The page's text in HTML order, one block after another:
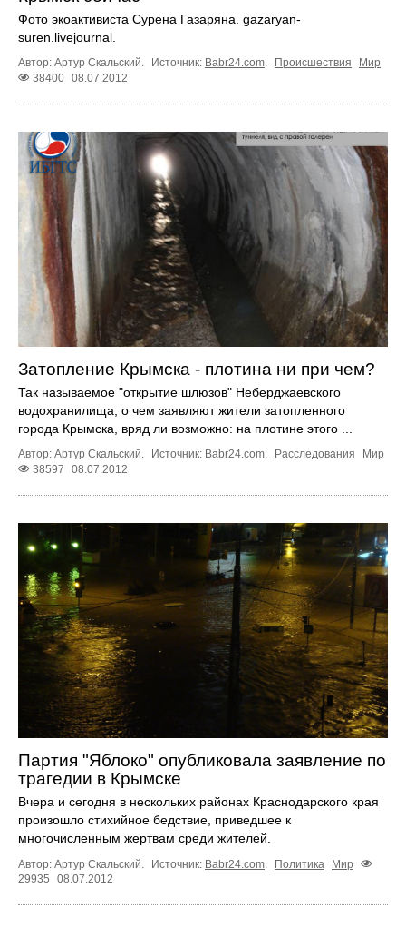
Фото экоактивиста Сурена Газаряна. gazaryan-
suren.livejournal.
Автор: Артур Скальский. Источник: Babr24.com. Происшествия
Мир
38400 08.07.2012
Затопление Крымска - плотина ни при чем?
Так называемое "открытие шлюзов" Неберджаевского
водохранилища, о чем заявляют жители затопленного
города Крымска, вряд ли возможно: на плотине этого ...
Автор: Артур Скальский. Источник: Babr24.com. Расследования
Мир
38597
08.07.2012
Партия "Яблоко" опубликовала заявление по
трагедии в Крымске
Вчера и сегодня в нескольких районах Краснодарского края
произошло стихийное бедствие, приведшее к
многочисленным жертвам среди жителей.
Автор: Артур Скальский. Источник: Babr24.com. Политика
Мир
29935
08.07.2012